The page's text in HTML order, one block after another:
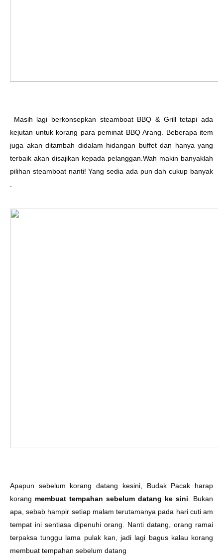
Masih lagi berkonsepkan steamboat BBQ & Grill tetapi ada
kejutan untuk korang para peminat BBQ Arang. Beberapa item
juga akan ditambah didalam hidangan buffet dan hanya yang
terbaik akan disajikan kepada pelanggan.Wah makin banyaklah
pilihan steamboat nanti! Yang sedia ada pun dah cukup banyak
Apapun sebelum korang datang kesini, Budak Pacak harap
korang membuat tempahan sebelum datang ke sini . Bukan
apa, sebab hampir setiap malam terutamanya pada hari cuti am
tempat ini sentiasa dipenuhi orang. Nanti datang, orang ramai
terpaksa tunggu lama pulak kan, jadi lagi bagus kalau korang
membuat tempahan sebelum datang